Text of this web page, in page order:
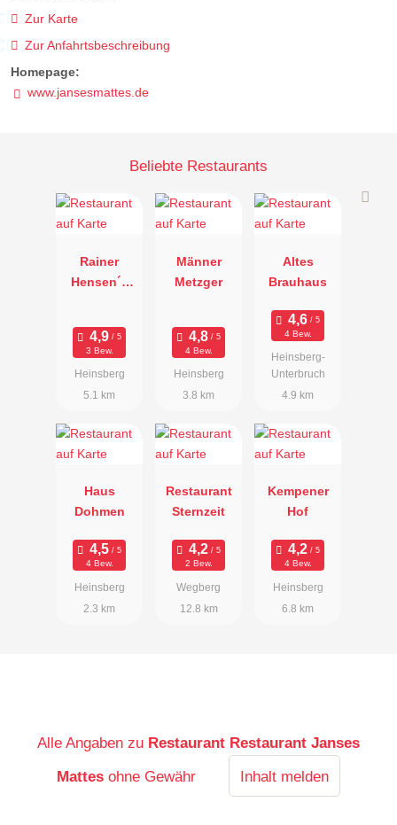
Zur Karte
Zur Anfahrtsbeschreibung
Homepage:
www.jansesmattes.de
Beliebte Restaurants
Rainer
Hensen´s
3 Bew.
Heinsberg
5.1 km
Männer
Metzger
4 Bew.
Heinsberg
3.8 km
Altes
Brauhaus
4 Bew.
Heinsberg-
Unterbruch
4.9 km
Haus
Dohmen
4 Bew.
Heinsberg
2.3 km
Restaurant
Sternzeit
2 Bew.
Wegberg
12.8 km
Kempener
Hof
4 Bew.
Heinsberg
6.8 km
Alle Angaben zu Restaurant Restaurant Janses
Mattes ohne Gewähr Inhalt melden